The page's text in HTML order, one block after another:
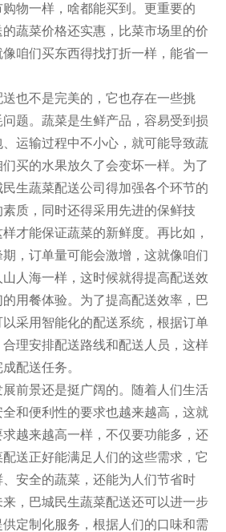
物一样，啥都能买到。更重要的
蔬菜价格还实惠，比菜市场里的价
咱们买东西得找打折一样，能省一
也不是完美的，它也存在一些挑
题。蔬菜是生鲜产品，容易受到损
运输过程中不小心，就可能导致蔬
买的水果放久了会变坏一样。为了
生蔬菜配送公司得加强各个环节的
质，同时还得采用先进的保鲜技
才能保证蔬菜的新鲜度。再比如，
，订单量可能会激增，这就像咱们
人海一样，这时候就得提高配送效
用餐体验。为了提高配送效率，巴
采用智能化的配送系统，根据订单
理安排配送路线和配送人员，这样
配送任务。
前景还是挺广阔的。随着人们生活
和便利性的要求也越来越高，这就
越来越高一样，不仅要功能多，还
送正好能满足人们的这些需求，它
安全的蔬菜，还能为人们节省时
，巴城民生蔬菜配送还可以进一步
定制化服务，根据人们的口味和需